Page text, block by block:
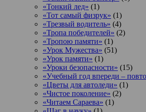
«Тонкий лед» (1)
«Тот самый физрук» (1)
«Трезвый водитель» (4)
«Тропа победителей» (2)
«Тропою памяти» (1)
«Урок Мужества» (51)
«Урок памяти» (1)
«Уроки безопасности» (15)
«Учебный год впереди –
«Цветы для автоледи» (1)
«Чистое поколение» (2)
«Читаем Сараева» (1)